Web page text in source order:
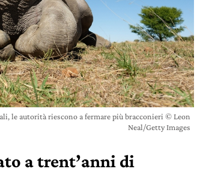
le autorità riescono a fermare più bracconieri © Leon
Neal/Getty Images
a trent’anni di